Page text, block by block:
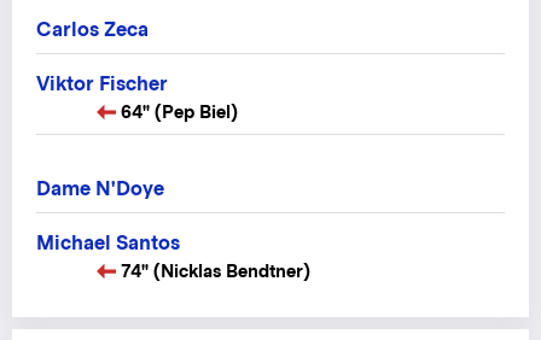
Carlos Zeca
Viktor Fischer
64" (Pep Biel)
Dame N'Doye
Michael Santos
74" (Nicklas Bendtner)